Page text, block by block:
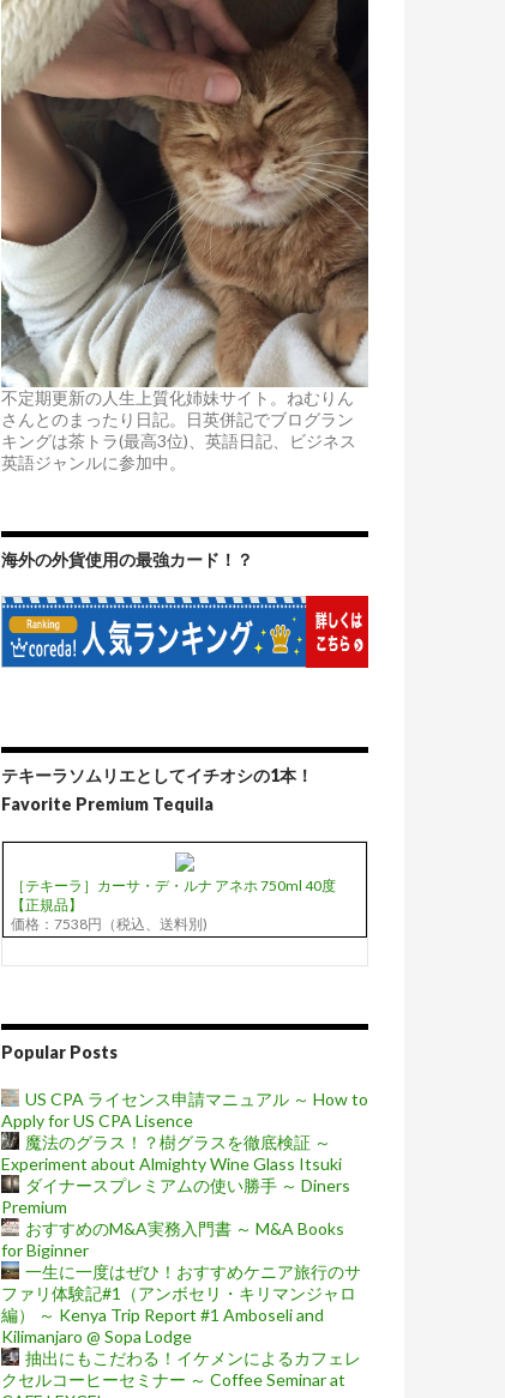
不定期更新の人生上質化姉妹サイト。ねむりん
さんとのまったり日記。日英併記でブログラン
キングは茶トラ(最高3位)、英語日記、ビジネス
英語ジャンルに参加中。
海外の外貨使用の最強カード！？
テキーラソムリエとしてイチオシの1本！
Favorite Premium Tequila
［テキーラ］カーサ・デ・ルナ アネホ 750ml 40度
【正規品】
価格：7538円（税込、送料別)
Popular Posts
US CPA ライセンス申請マニュアル ～ How to
Apply for US CPA Lisence
魔法のグラス！？樹グラスを徹底検証 ～
Experiment about Almighty Wine Glass Itsuki
ダイナースプレミアムの使い勝手 ～ Diners
Premium
おすすめのM&A実務入門書 ～ M&A Books
for Biginner
一生に一度はぜひ！おすすめケニア旅行のサ
ファリ体験記#1（アンボセリ・キリマンジャロ
編） ～ Kenya Trip Report #1 Amboseli and
Kilimanjaro @ Sopa Lodge
抽出にもこだわる！イケメンによるカフェレ
クセルコーヒーセミナー ～ Coffee Seminar at